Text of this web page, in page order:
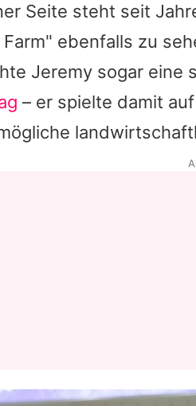
Seite steht seit
ebenfalls zu
Jeremy sogar eine
– er spielte damit